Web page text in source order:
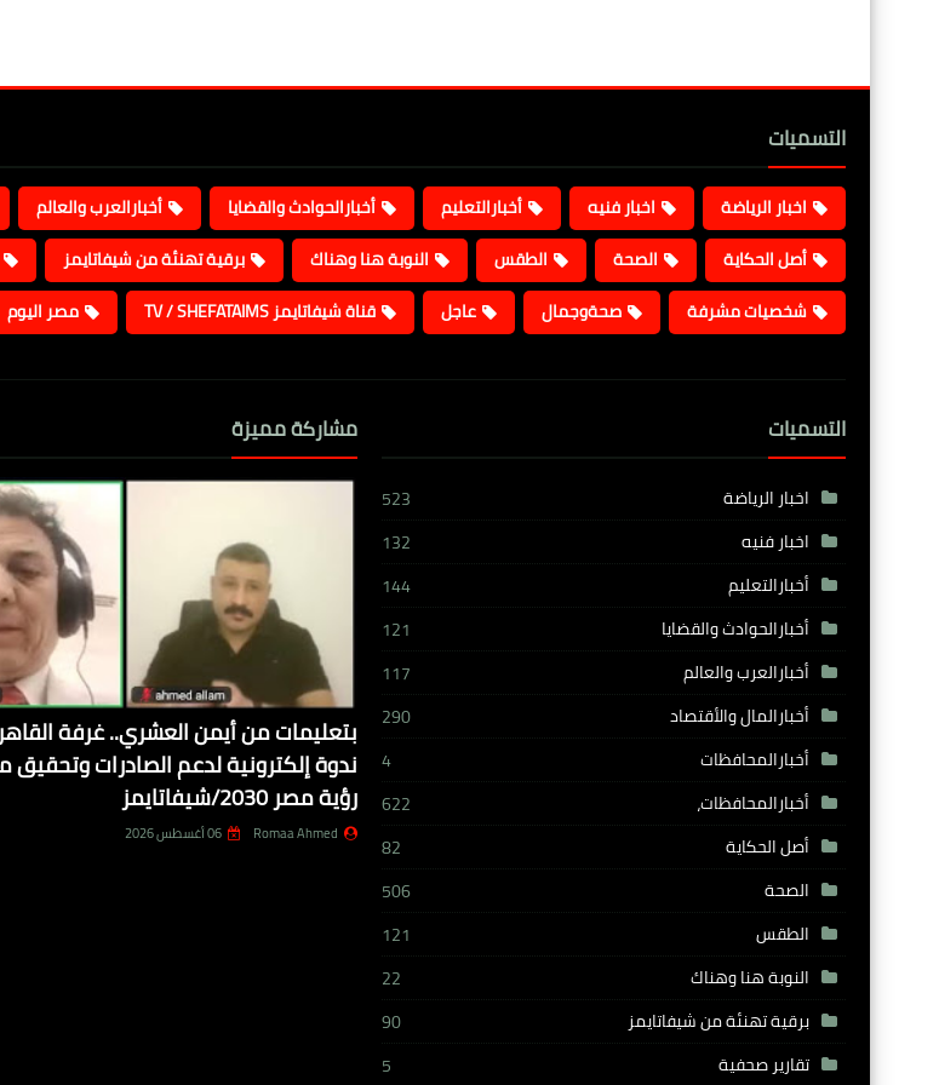
التسميات
اخبار الرياضة اخبار فنيه أخبارالتعليم أخبارالحوادث والقضايا أخبارالعرب والعالم
أصل الحكاية
الصحة الطقس النوبة هنا وهناك برقية تهنئة من شيفاتايمز
شخصيات مشرفة
صحةوجمال عاجل قناة شيفاتايمز TV / SHEFATAIMS مصر اليوم
التسميات
اخبار الرياضة
523
اخبار فنيه
132
أخبارالتعليم
144
أخبارالحوادث والقضايا
121
أخبارالعرب والعالم
117
أخبارالمال والأقتصاد
290
أخبارالمحافظات
4
أخبارالمحافظات،
622
أصل الحكاية
82
الصحة
506
الطقس
121
النوبة هنا وهناك
22
برقية تهنئة من شيفاتايمز
90
تقارير صحفية
5
مشاركة مميزة
بتعليمات من أيمن العشري.. غرفة
ندوة إلكترونية لدعم الصادرات
رؤية مصر 2030/شيفاتايمز
Romaa Ahmed 06 أغسطس 2026